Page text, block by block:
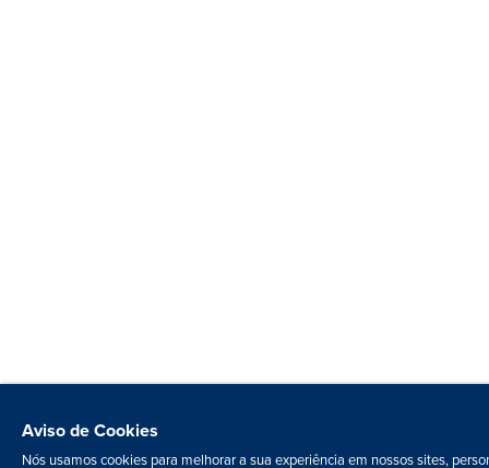
Aviso de Cookies
Nós usamos cookies para melhorar a sua experiência em nossos sites,